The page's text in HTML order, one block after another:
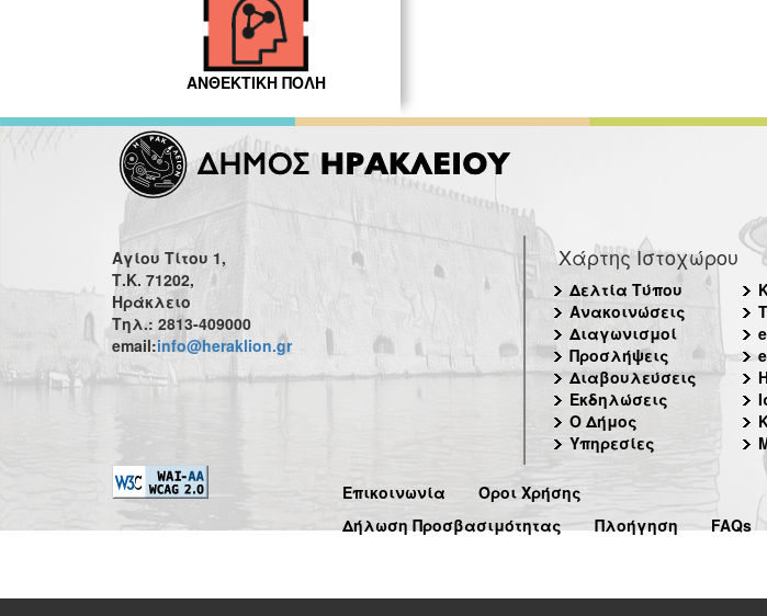
ΑΝΘΕΚΤΙΚΗ ΠΟΛΗ
Αγίου Τίτου 1,
Τ.Κ. 71202,
Ηράκλειο
Τηλ.: 2813-409000
email:info@heraklion.gr
Χάρτης Ιστοχώρου
Δελτία Τύπου
Ανακοινώσεις
Διαγωνισμοί
Προσλήψεις
Διαβουλεύσεις
Εκδηλώσεις
Ο Δήμος
Υπηρεσίες
Επικοινωνία
Όροι Χρήσης
Δήλωση Προσβασιμότητας
Πλοήγηση FAQs